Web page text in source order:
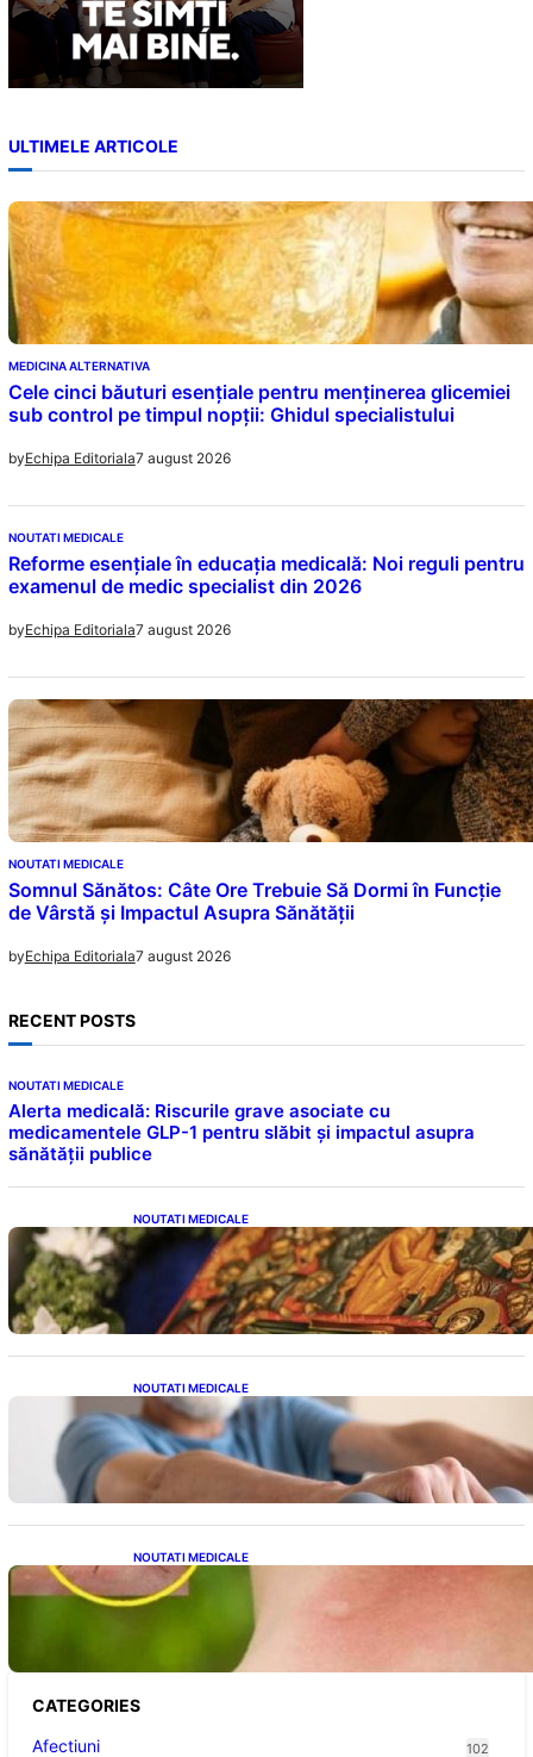
ULTIMELE ARTICOLE
MEDICINA ALTERNATIVA
Cele cinci băuturi esențiale pentru menținerea glicemiei
sub control pe timpul nopții: Ghidul specialistului
byEchipa Editoriala7 august 2026
NOUTATI MEDICALE
Reforme esențiale în educația medicală: Noi reguli pentru
examenul de medic specialist din 2026
byEchipa Editoriala7 august 2026
NOUTATI MEDICALE
Somnul Sănătos: Câte Ore Trebuie Să Dormi în Funcție
de Vârstă și Impactul Asupra Sănătății
byEchipa Editoriala7 august 2026
RECENT POSTS
NOUTATI MEDICALE
Alerta medicală: Riscurile grave asociate cu
medicamentele GLP-1 pentru slăbit și impactul asupra
sănătății publice
NOUTATI MEDICALE
Postul Adormirii Maicii Domnului: Tradiții,
Superstiții și Implicații Spiritualitate în 2026
NOUTATI MEDICALE
Îmbunătățirea sănătății cardiovasculare:
Patru exerciții simple pentru reducerea
tensiunii arteriale la domiciliu
NOUTATI MEDICALE
Cum bacteriile pielii influențează atracția
țânțarilor: O nouă viziune asupra alegerii
CATEGORIES
Afectiuni
102